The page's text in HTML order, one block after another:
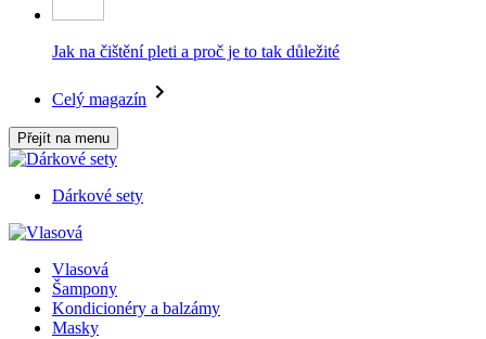
Jak na čištění pleti a proč je to tak důležité
Celý magazín
Přejít na menu
Dárkové sety
Vlasová
Šampony
Kondicionéry a balzámy
Masky